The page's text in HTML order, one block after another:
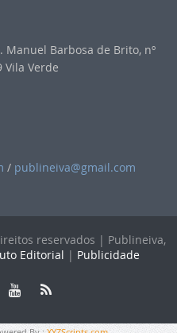
Manuel Barbosa de Brito, nº
Vila Verde
/ publineiva@gmail.com
reservados | Publineiva,
Editorial | Publicidade